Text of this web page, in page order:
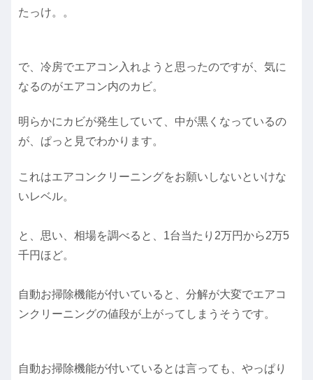
たっけ。。
で、冷房でエアコン入れようと思ったのですが、気に
なるのがエアコン内のカビ。
明らかにカビが発生していて、中が黒くなっているの
が、ぱっと見でわかります。
これはエアコンクリーニングをお願いしないといけな
いレベル。
と、思い、相場を調べると、1台当たり2万円から2万5
千円ほど。
自動お掃除機能が付いていると、分解が大変でエアコ
ンクリーニングの値段が上がってしまうそうです。
自動お掃除機能が付いているとは言っても、やっぱり